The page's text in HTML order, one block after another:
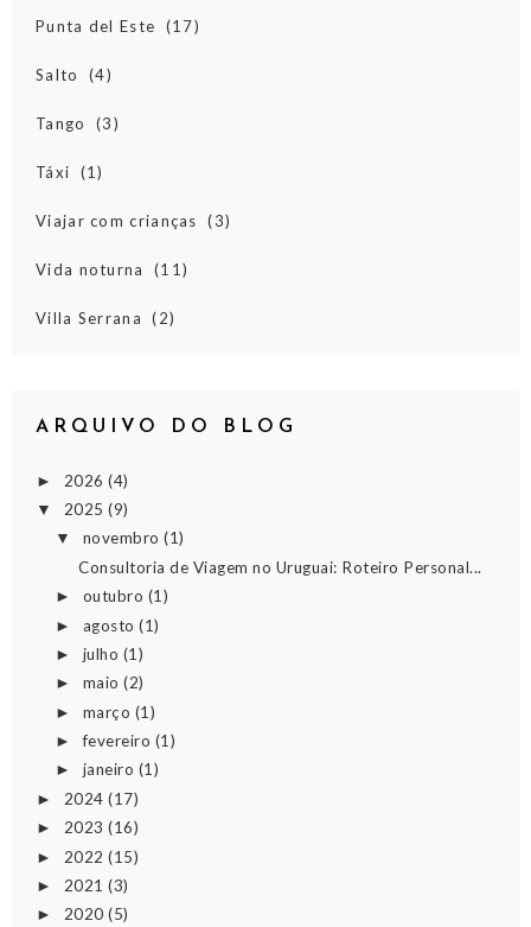
Punta del Este (17)
Salto (4)
Tango (3)
Táxi (1)
Viajar com crianças (3)
Vida noturna (11)
Villa Serrana (2)
ARQUIVO DO BLOG
► 2026 (4)
▼ 2025 (9)
▼ novembro(1)
Consultoria de Viagem no Uruguai: Roteiro Personal...
► outubro (1)
► agosto(1)
► julho (1)
► maio(2)
► março (1)
►fevereiro (1)
► janeiro (1)
► 2024 (17)
► 2023 (16)
► 2022 (15)
► 2021 (3)
► 2020 (5)